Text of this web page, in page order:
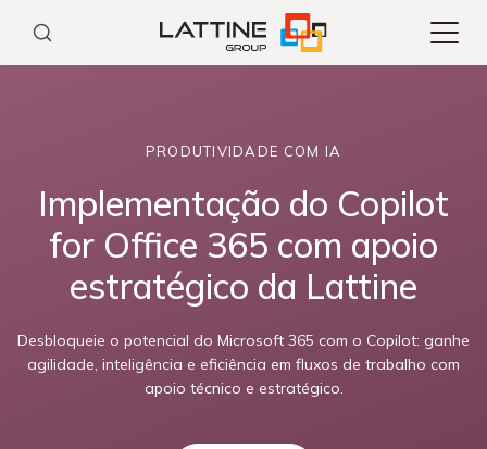
PRODUTIVIDADE COM IA
Implementação do Copilot
for Office 365 com apoio
estratégico da Lattine
Desbloqueie o potencial do Microsoft 365 com o Copilot: ganhe
agilidade, inteligência e eficiência em fluxos de trabalho com
apoio técnico e estratégico.